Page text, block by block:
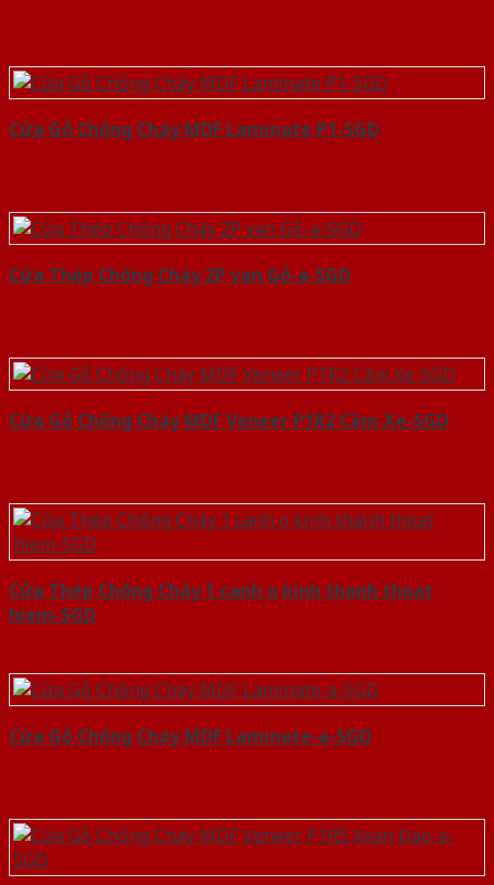
Cửa Gỗ Chống Cháy MDF Laminate P1-SGD
Cửa Thép Chống Cháy 2P van Gỗ-a-SGD
Cửa Gỗ Chống Cháy MDF Veneer P1R2 Căm Xe-SGD
Cửa Thép Chống Cháy 1 canh o kinh thanh thoat
hiem-SGD
Cửa Gỗ Chống Cháy MDF Laminate-a-SGD